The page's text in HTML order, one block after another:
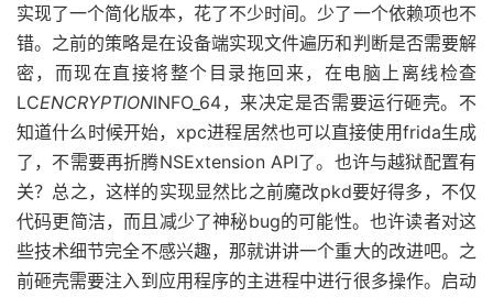
实现了一个简化版本，花了不少时间。少了一个依赖项也不
错。之前的策略是在设备端实现文件遍历和判断是否需要解
密，而现在直接将整个目录拖回来，在电脑上离线检查
LCENCRYPTIONINFO_64，来决定是否需要运行砸壳。不
知道什么时候开始，xpc进程居然也可以直接使用frida生成
了，不需要再折腾NSExtension API了。也许与越狱配置有
关？总之，这样的实现显然比之前魔改pkd要好得多，不仅
代码更简洁，而且减少了神秘bug的可能性。也许读者对这
些技术细节完全不感兴趣，那就讲讲一个重大的改进吧。之
前砸壳需要注入到应用程序的主进程中进行很多操作。启动